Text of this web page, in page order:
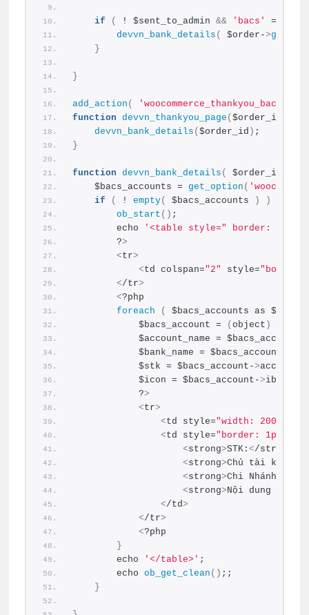
if ( ! $sent_to_admin && 'bacs'
===
devvn_bank_details ( $order->get_id
}
}
add_action ( 'woocommerce_thankyou_bacs'
function devvn_thankyou_page ( $order_id
devvn_bank_details ( $order_id ) ;
}
function devvn_bank_details ( $order_id =
    $bacs_accounts =
get_option (
if
( ! empty( $bacs_accounts ) )
ob_start () ;
        echo
'<table style=" border: 1px
        ?
>
<tr>
<td colspan="2" style="border:
</tr>
<?php
foreach
(
$bacs_accounts as
            $bacs_account =
( object )
            $account_name = $bacs_account-
            $bank_name = $bacs_account-
            $stk = $bacs_account-
>
            $icon = $bacs_account-
>iban;
            ?
>
<tr>
<td style="width:
<td style="border: 1px
<strong>STK: </strong
<strong>Chủ tài khoản:
<strong>Chi Nhánh:
<strong>Nội dung
</td>
</tr>
<?php
}
        echo
'</table>' ;
        echo
ob_get_clean () ;;
}